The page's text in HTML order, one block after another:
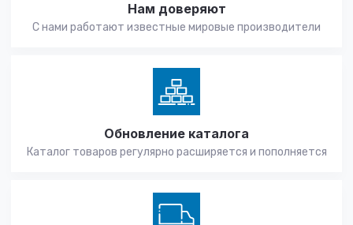
Нам доверяют
С нами работают известные мировые производители
Обновление каталога
Каталог товаров регулярно расширяется и пополняется